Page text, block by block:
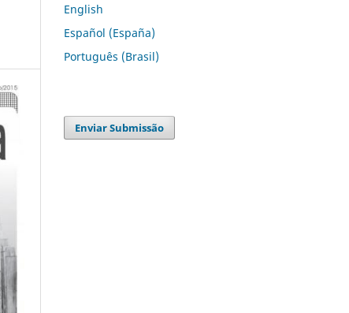
English
Español (España)
Português (Brasil)
Enviar Submissão